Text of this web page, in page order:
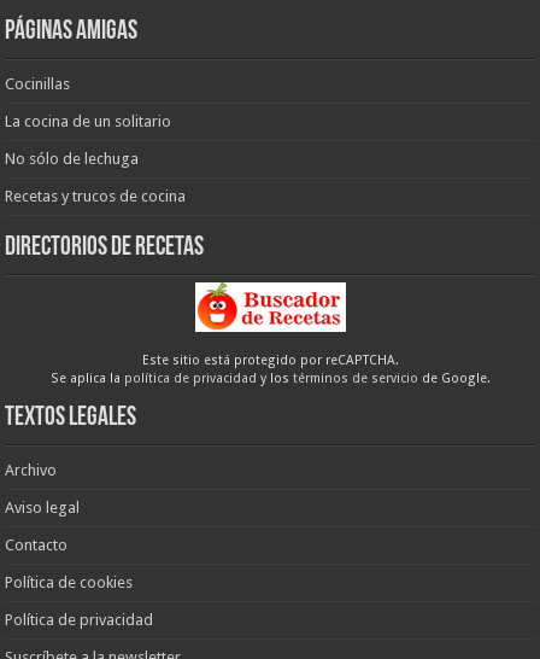
Páginas amigas
Cocinillas
La cocina de un solitario
No sólo de lechuga
Recetas y trucos de cocina
Directorios de recetas
Este sitio está protegido por reCAPTCHA.
Se aplica la política de privacidad y los términos de servicio de Google.
Textos legales
Archivo
Aviso legal
Contacto
Política de cookies
Política de privacidad